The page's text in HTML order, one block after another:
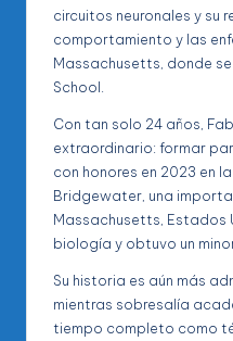
circuitos neuronales y su
comportamiento y las
Massachusetts, donde
School.
Con tan solo 24 años,
extraordinario: formar
con honores en 2023 en
Bridgewater, una
Massachusetts, Estados
biología y obtuvo un
Su historia es aún más
mientras sobresalía
tiempo completo como